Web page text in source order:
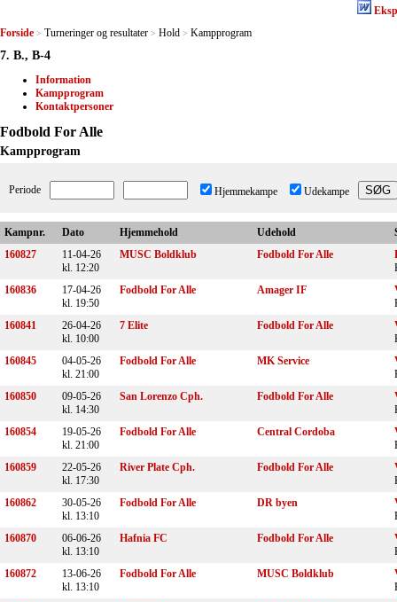
Forside > Turneringer og resultater > Hold > Kampprogram
7. B., B-4
Information
Kampprogram
Kontaktpersoner
Fodbold For Alle
Kampprogram
Periode Hjemmekampe Udekampe
Kampnr. Dato Hjemmehold Udehold
160827
11-04-26
kl. 12:20
MUSC Boldklub Fodbold For Alle
160836
17-04-26
kl. 19:50
Fodbold For Alle Amager IF
160841
26-04-26
kl. 10:00
7 Elite Fodbold For Alle
160845
04-05-26
kl. 21:00
Fodbold For Alle MK Service
160850
09-05-26
kl. 14:30
San Lorenzo Cph. Fodbold For Alle
160854
19-05-26
kl. 21:00
Fodbold For Alle Central Cordoba
160859
22-05-26
kl. 17:30
River Plate Cph. Fodbold For Alle
160862
30-05-26
kl. 13:10
Fodbold For Alle DR byen
160870
06-06-26
kl. 13:10
Hafnia FC Fodbold For Alle
160872
13-06-26
kl. 13:10
Fodbold For Alle MUSC Boldklub